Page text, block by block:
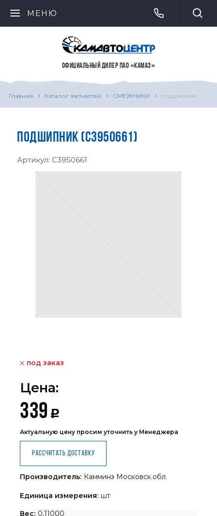
МЕНЮ
ОФИЦИАЛЬНЫЙ ДИЛЕР ПАО «КАМАЗ»
Главная Каталог запчастей СМЕЖНИКИ подшипник
ПОДШИПНИК (C3950661)
Артикул: C3950661
под заказ
Цена:
339 Р
Актуальную цену просим уточнить у Менеджера
Рассчитать доставку
Производитель: Камминз Московск.обл.
Единица измерения: шт
Вес: 0,11000